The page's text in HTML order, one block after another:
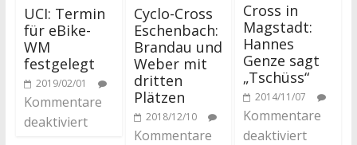
UCI: Termin
für eBike-
WM
festgelegt
2019/02/01
Kommentare
deaktiviert
Cyclo-Cross
Eschenbach:
Brandau und
Weber mit
dritten
Plätzen
2018/12/10
Kommentare
Cross in
Magstadt:
Hannes
Genze sagt
„Tschüss“
2014/11/07
Kommentare
deaktiviert